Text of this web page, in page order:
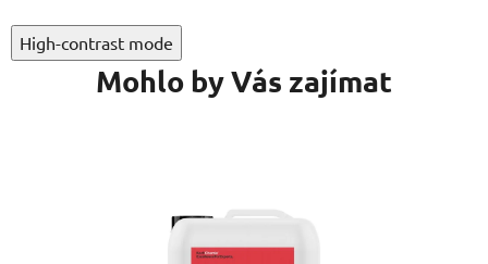
High-contrast mode
Mohlo by Vás zajímat